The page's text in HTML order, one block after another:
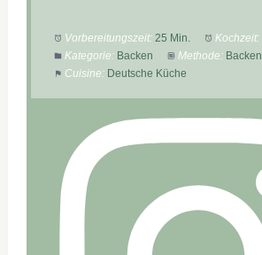
Vorbereitungszeit: 25 Min. Kochzeit:
Kategorie: Backen Methode: Backen
Cuisine: Deutsche Küche